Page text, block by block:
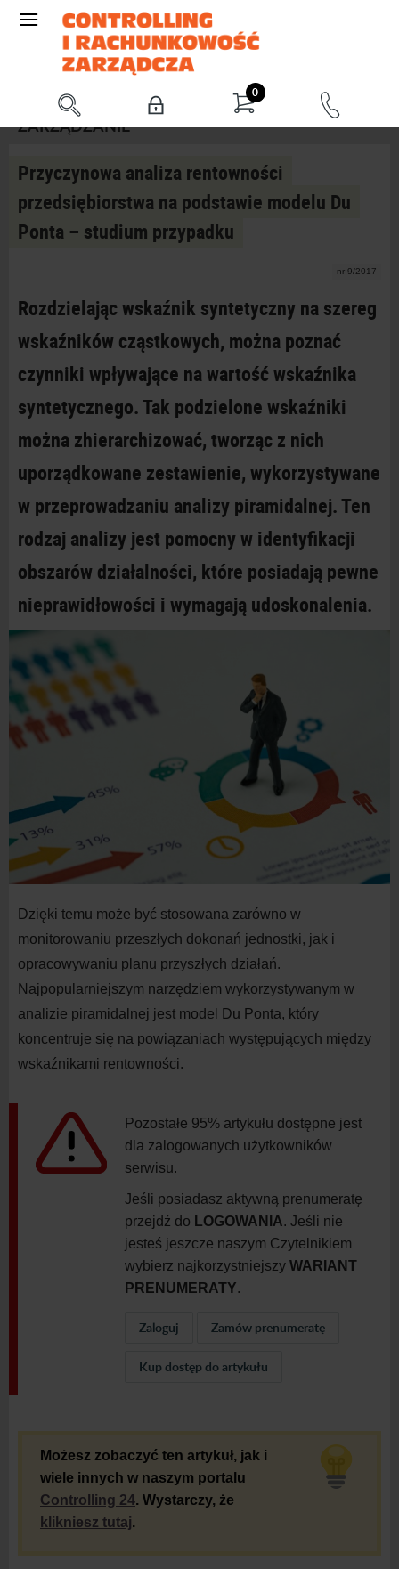
0
ZARZĄDZANIE
Przyczynowa analiza rentowności
przedsiębiorstwa na podstawie modelu Du
Ponta – studium przypadku
nr 9/2017
Rozdzielając wskaźnik syntetyczny na szereg
wskaźników cząstkowych, można poznać
czynniki wpływające na wartość wskaźnika
syntetycznego. Tak podzielone wskaźniki
można zhierarchizować, tworząc z nich
uporządkowane zestawienie, wykorzystywane
w przeprowadzaniu analizy piramidalnej. Ten
rodzaj analizy jest pomocny w identyfikacji
obszarów działalności, które posiadają pewne
nieprawidłowości i wymagają udoskonalenia.
Dzięki temu może być stosowana zarówno w
monitorowaniu przeszłych dokonań jednostki, jak i
opracowywaniu planu przyszłych działań.
Najpopularniejszym narzędziem wykorzystywanym w
analizie piramidalnej jest model Du Ponta, który
koncentruje się na powiązaniach występujących między
wskaźnikami rentowności.
Pozostałe 95% artykułu dostępne jest
dla zalogowanych użytkowników
serwisu.
Jeśli posiadasz aktywną prenumeratę
przejdź do LOGOWANIA. Jeśli nie
jesteś jeszcze naszym Czytelnikiem
wybierz najkorzystniejszy WARIANT
PRENUMERATY.
Zaloguj Zamów prenumeratę
Kup dostęp do artykułu
Możesz zobaczyć ten artykuł, jak i
wiele innych w naszym portalu
Controlling 24. Wystarczy, że
klikniesz tutaj.